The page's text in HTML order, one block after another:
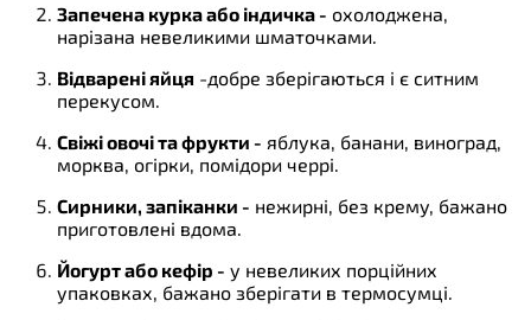
Запечена курка або індичка - охолоджена,
нарізана невеликими шматочками.
Відварені яйця -добре зберігаються і є ситним
перекусом.
Свіжі овочі та фрукти - яблука, банани, виноград,
морква, огірки, помідори черрі.
Сирники, запіканки - нежирні, без крему, бажано
приготовлені вдома.
Йогурт або кефір - у невеликих порційних
упаковках, бажано зберігати в термосумці.